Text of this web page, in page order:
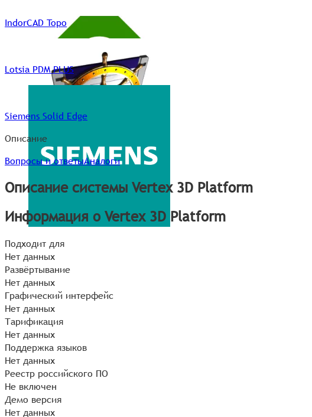
IndorCAD Topo
Lotsia PDM PLUS
Siemens Solid Edge
Описание
Вопросы и ответыАналоги
Описание системы Vertex 3D Platform
Информация о Vertex 3D Platform
Подходит для
Нет данных
Развёртывание
Нет данных
Графический интерфейс
Нет данных
Тарификация
Нет данных
Поддержка языков
Нет данных
Реестр российского ПО
Не включен
Демо версия
Нет данных